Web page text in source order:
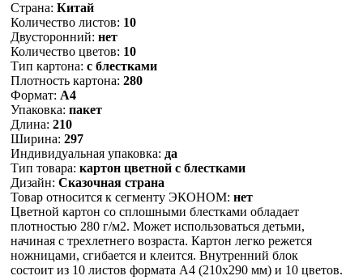
Страна: Китай
Количество листов: 10
Двусторонний: нет
Количество цветов: 10
Тип картона: с блестками
Плотность картона: 280
Формат: А4
Упаковка: пакет
Длина: 210
Ширина: 297
Индивидуальная упаковка: да
Тип товара: картон цветной с блестками
Дизайн: Сказочная страна
Товар относится к сегменту ЭКОНОМ: нет
Цветной картон со сплошными блестками обладает
плотностью 280 г/м2. Может использоваться детьми,
начиная с трехлетнего возраста. Картон легко режется
ножницами, сгибается и клеится. Внутренний блок
состоит из 10 листов формата А4 (210х290 мм) и 10 цветов.